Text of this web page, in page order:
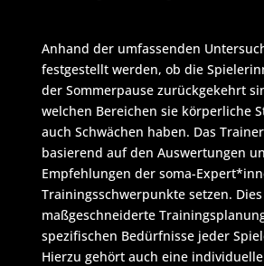
Anhand der umfassenden
festgestellt werden, ob die
der Sommerpause zurückgekehrt
welchen Bereichen sie körperliche
auch Schwächen haben. Das
basierend auf den Auswertungen
Empfehlungen der soma-
Trainingsschwerpunkte setzen.
maßgeschneiderte
spezifischen Bedürfnisse jeder
Hierzu gehört auch eine individuelle